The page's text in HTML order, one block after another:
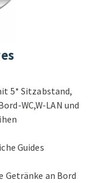
5* Sitzabstand,
WC,W-LAN und
Guides
Getränke an Bord